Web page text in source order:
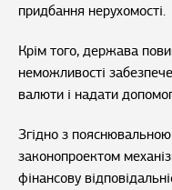
придбання нерухомості.
Крім того, держава
неможливості
валюти і надати
Згідно з
законопроектом
фінансову